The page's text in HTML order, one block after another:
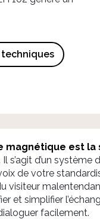
magnétique est la
Il s’agit d’un
de votre
visiteur
et simplifier
facilement.